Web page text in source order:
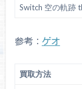
Switch 空の軌跡
参考： ゲオ
買取方法